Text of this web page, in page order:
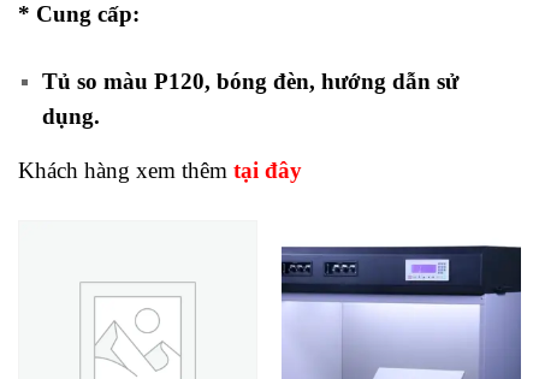
* Cung cấp:
Tủ so màu P120, bóng đèn, hướng dẫn sử
dụng.
Khách hàng xem thêm tại đây